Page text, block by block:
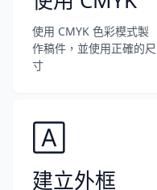
使用 CMYK 色彩模式製
作稿件，並使用正確的尺
寸
🄰
建立外框